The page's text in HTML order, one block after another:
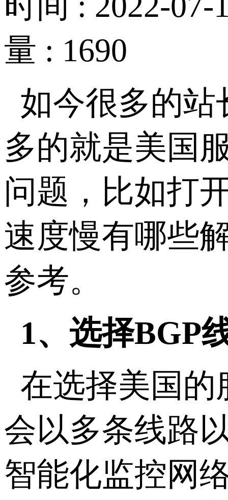
量 : 1690
如今很多的站
多的就是美国
问题，比如打
速度慢有哪些
参考。
1、选择BGP
在选择美国的
会以多条线路
智能化监控网